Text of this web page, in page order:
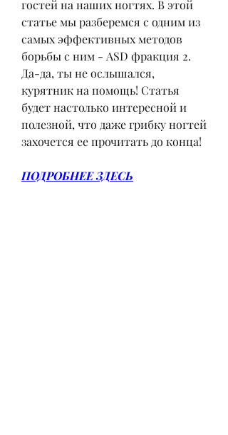
гостей на наших ногтях. В этой
статье мы разберемся с одним из
самых эффективных методов
борьбы с ним - ASD фракция 2.
Да-да, ты не ослышался,
курятник на помощь! Статья
будет настолько интересной и
полезной, что даже грибку ногтей
захочется ее прочитать до конца!
ПОДРОБНЕЕ ЗДЕСЬ